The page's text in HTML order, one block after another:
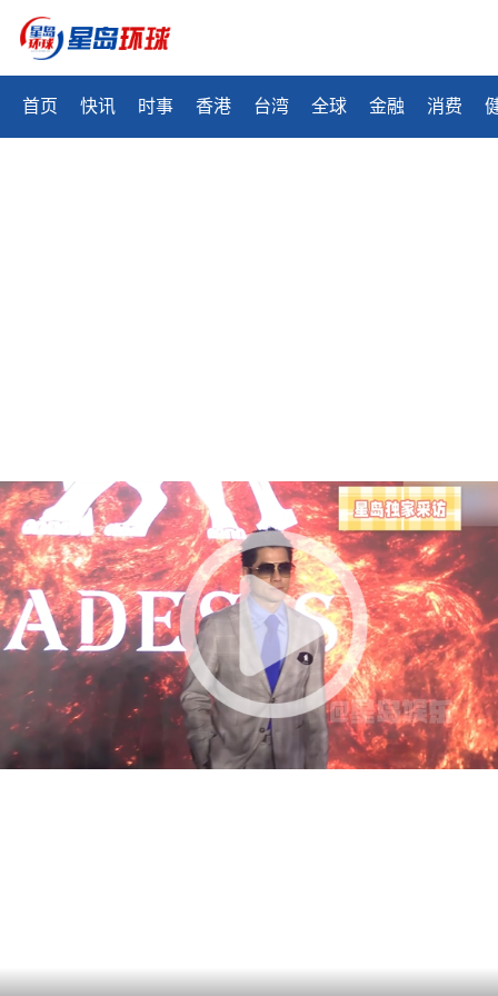
首页 快讯 时事 香港 台湾 全球 金融 消费